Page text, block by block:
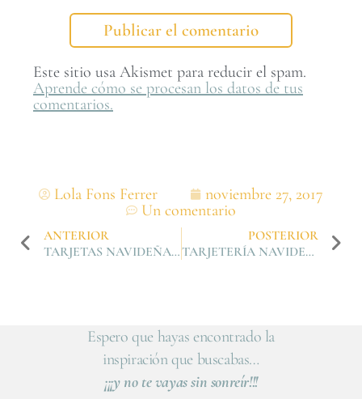
Este sitio usa Akismet para reducir el spam.
Aprende cómo se procesan los datos de tus
comentarios.
Lola Fons Ferrer
noviembre 27, 2017
Un comentario
ANTERIOR
TARJETAS NAVIDEÑAS I. FÁCILES Y RÁPIDAS
POSTERIOR
TARJETERÍA NAVIDEÑA II. MINIMALISMO AL PODER.
Espero que hayas encontrado la
inspiración que buscabas…
¡¡¡y no te vayas sin sonreír!!!